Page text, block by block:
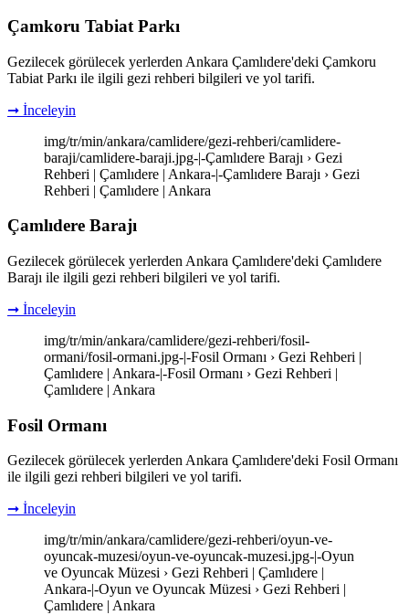
Çamkoru Tabiat Parkı
Gezilecek görülecek yerlerden Ankara Çamlıdere'deki Çamkoru
Tabiat Parkı ile ilgili gezi rehberi bilgileri ve yol tarifi.
➞ İnceleyin
img/tr/min/ankara/camlidere/gezi-rehberi/camlidere-
baraji/camlidere-baraji.jpg-|-Çamlıdere Barajı › Gezi
Rehberi | Çamlıdere | Ankara-|-Çamlıdere Barajı › Gezi
Rehberi | Çamlıdere | Ankara
Çamlıdere Barajı
Gezilecek görülecek yerlerden Ankara Çamlıdere'deki Çamlıdere
Barajı ile ilgili gezi rehberi bilgileri ve yol tarifi.
➞ İnceleyin
img/tr/min/ankara/camlidere/gezi-rehberi/fosil-
ormani/fosil-ormani.jpg-|-Fosil Ormanı › Gezi Rehberi |
Çamlıdere | Ankara-|-Fosil Ormanı › Gezi Rehberi |
Çamlıdere | Ankara
Fosil Ormanı
Gezilecek görülecek yerlerden Ankara Çamlıdere'deki Fosil Ormanı
ile ilgili gezi rehberi bilgileri ve yol tarifi.
➞ İnceleyin
img/tr/min/ankara/camlidere/gezi-rehberi/oyun-ve-
oyuncak-muzesi/oyun-ve-oyuncak-muzesi.jpg-|-Oyun
ve Oyuncak Müzesi › Gezi Rehberi | Çamlıdere |
Ankara-|-Oyun ve Oyuncak Müzesi › Gezi Rehberi |
Çamlıdere | Ankara